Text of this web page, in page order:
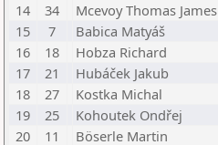
14
34 Mcevoy Thomas James
15
7 Babica Matyáš
16
18 Hobza Richard
17
21 Hubáček Jakub
18
27 Kostka Michal
19
25 Kohoutek Ondřej
20
11 Böserle Martin